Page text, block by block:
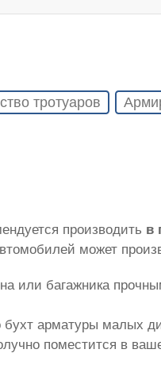
тротуаров
производить в
может
или багажника
бухт арматуры
поместится в